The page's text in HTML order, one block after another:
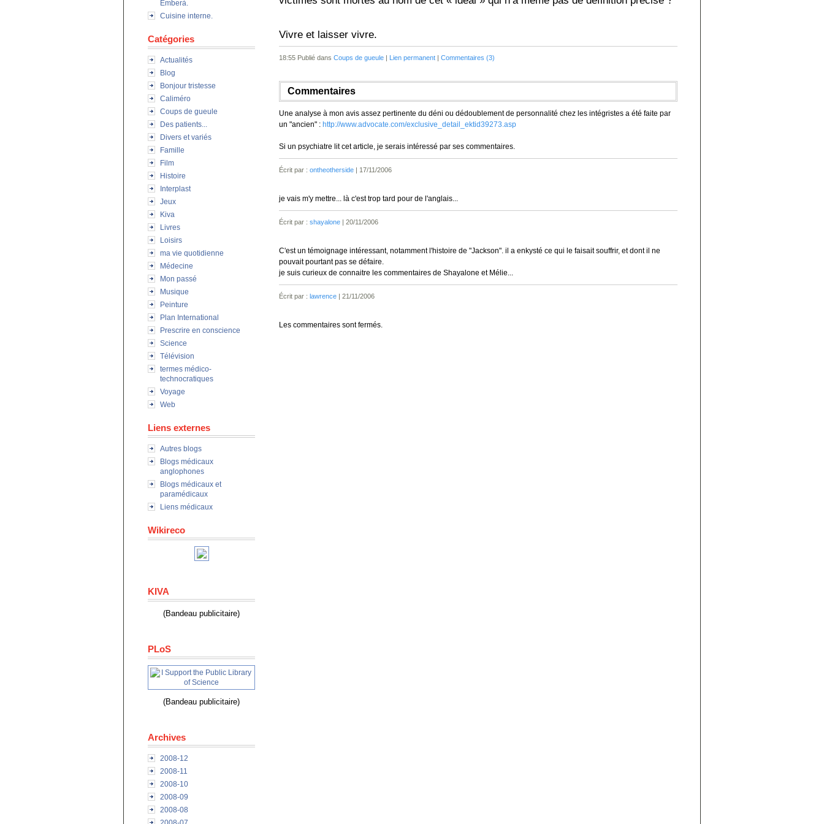
Emberà.
Cuisine interne.
Catégories
Actualités
Blog
Bonjour tristesse
Caliméro
Coups de gueule
Des patients...
Divers et variés
Famille
Film
Histoire
Interplast
Jeux
Kiva
Livres
Loisirs
ma vie quotidienne
Médecine
Mon passé
Musique
Peinture
Plan International
Prescrire en conscience
Science
Télévision
termes médico-
technocratiques
Voyage
Web
Liens externes
Autres blogs
Blogs médicaux
anglophones
Blogs médicaux et
paramédicaux
Liens médicaux
Wikireco
KIVA
(Bandeau publicitaire)
PLoS
(Bandeau publicitaire)
Archives
2008-12
2008-11
2008-10
2008-09
2008-08
Vivre et laisser vivre.
18:55 Publié dans Coups de gueule | Lien permanent | Commentaires (3)
Commentaires
Une analyse à mon avis assez pertinente du déni ou dédoublement de personnalité chez les intégristes a été faite par
un "ancien" : http://www.advocate.com/exclusive_detail_ektid39273.asp
Si un psychiatre lit cet article, je serais intéressé par ses commentaires.
Écrit par : ontheotherside | 17/11/2006
je vais m'y mettre... là c'est trop tard pour de l'anglais...
Écrit par : shayalone | 20/11/2006
C'est un témoignage intéressant, notamment l'histoire de "Jackson". il a enkysté ce qui le faisait souffrir, et dont il ne
pouvait pourtant pas se défaire.
je suis curieux de connaitre les commentaires de Shayalone et Mélie...
Écrit par : lawrence | 21/11/2006
Les commentaires sont fermés.